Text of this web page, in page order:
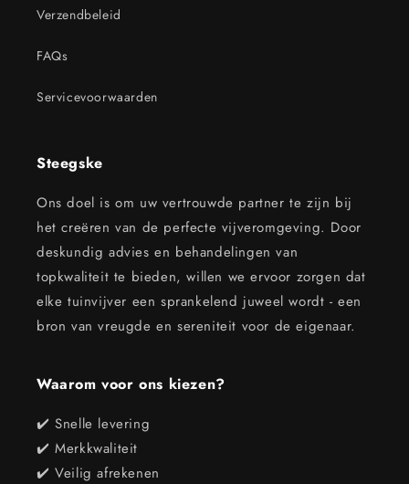
Verzendbeleid
FAQs
Servicevoorwaarden
Steegske
Ons doel is om uw vertrouwde partner te zijn bij
het creëren van de perfecte vijveromgeving. Door
deskundig advies en behandelingen van
topkwaliteit te bieden, willen we ervoor zorgen dat
elke tuinvijver een sprankelend juweel wordt - een
bron van vreugde en sereniteit voor de eigenaar.
Waarom voor ons kiezen?
✔️ Snelle levering
✔️ Merkkwaliteit
✔️ Veilig afrekenen